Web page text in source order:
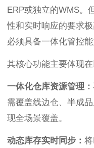
ERP或独立的WMS。
性和实时响应的要求
必须具备一体化管控能
其核心功能主要体现在
一体化仓库资源管理：
需覆盖线边仓、半成
现全场景覆盖。
动态库存实时同步：